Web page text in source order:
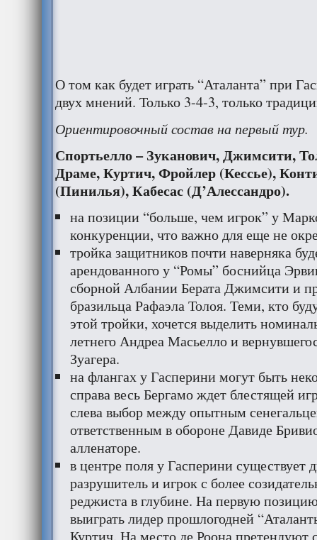
О том как будет играть “Аталанта” при
двух мнений. Только 3-4-3, только
Ориентировочный состав на первый тур.
Спортьелло – Зуканович, Джимсити,
Драме, Куртич, Фройлер (Кессье),
(Пинилья), Кабесас (Д’Алессандро).
на позиции “больше, чем игрок” у
конкуренции, что важно для еще не
тройка защитников почти наверняка
арендованного у “Ромы” боснийца
сборной Албании Берата Джимсити и
бразильца Рафаэла Толоя. Теми, кто
этой тройки, хочется выделить
летнего Андреа Масьелло и
Зуагера.
на флангах у Гасперини могут быть
справа весь Бергамо ждет блестящей
слева выбор между опытным
ответственным в обороне Давиде
алленаторе.
в центре поля у Гасперини существует
разрушитель и игрок с более
реджиста в глубине. На первую
выиграть лидер прошлогодней
Куртич. На место де Роона претендуют